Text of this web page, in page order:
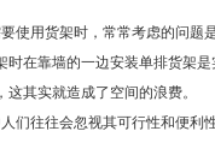
用货架时，常常考虑的问题
时在靠墙的一边安装单排货架
其实就造成了空间的浪费。
往往会忽视其可行性和便利